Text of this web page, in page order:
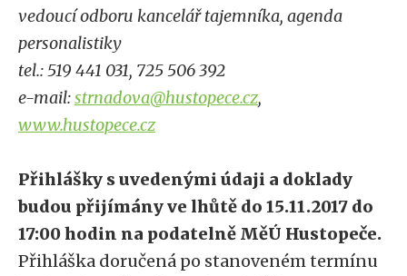
vedoucí odboru kancelář tajemníka, agenda
personalistiky
tel.: 519 441 031, 725 506 392
e-mail:strnadova@hustopece.cz,
www.hustopece.cz
Přihlášky s uvedenými údaji a doklady
budou přijímány ve lhůtě do 15.11.2017 do
17:00 hodin na podatelně MěÚ Hustopeče.
Přihláška doručená po stanoveném termínu